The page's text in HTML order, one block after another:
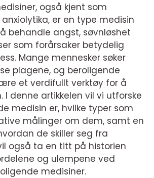
også kjent som
er en type medisin
behandle angst, søvnløshet
som forårsaker betydelig
Mange mennesker søker
plagene, og beroligende
et verdifullt verktøy for å
I denne artikkelen vil vi utforske
medisin er, hvilke typer som
målinger om dem, samt en
de skiller seg fra
også ta en titt på historien
og ulempene ved
medisiner.